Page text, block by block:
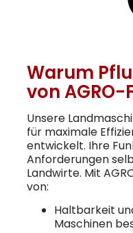
Warum
von AGRO-
Unsere
für maximale
entwickelt. Ihre
Anforderungen
Landwirte. Mit
von:
Haltbarkeit
Maschinen